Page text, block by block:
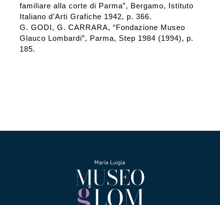
familiare alla corte di Parma”, Bergamo, Istituto
Italiano d’Arti Grafiche 1942, p. 366.
G. GODI, G. CARRARA, “Fondazione Museo
Glauco Lombardi”, Parma, Step 1984 (1994), p.
185.